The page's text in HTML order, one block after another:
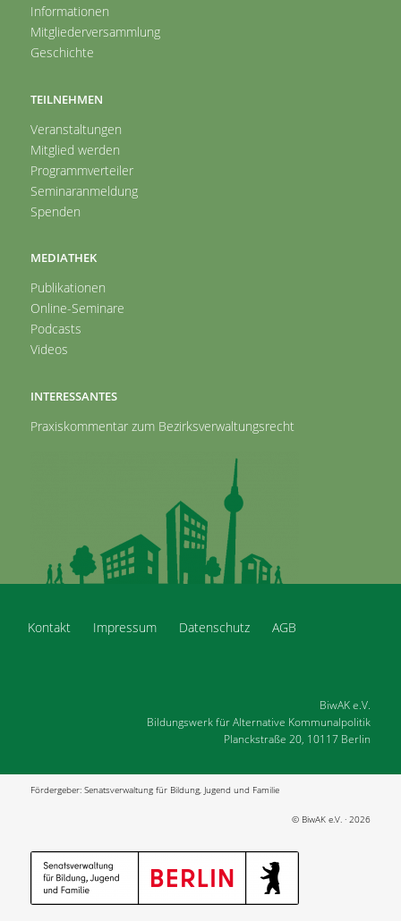
Informationen
Mitgliederversammlung
Geschichte
TEILNEHMEN
Veranstaltungen
Mitglied werden
Programmverteiler
Seminaranmeldung
Spenden
MEDIATHEK
Publikationen
Online-Seminare
Podcasts
Videos
INTERESSANTES
Praxiskommentar zum Bezirksverwaltungsrecht
Kontakt Impressum Datenschutz AGB
BiwAK e.V.
Bildungswerk für Alternative Kommunalpolitik
Planckstraße 20, 10117 Berlin
Fördergeber: Senatsverwaltung für Bildung, Jugend und Familie
© BiwAK e.V. · 2026